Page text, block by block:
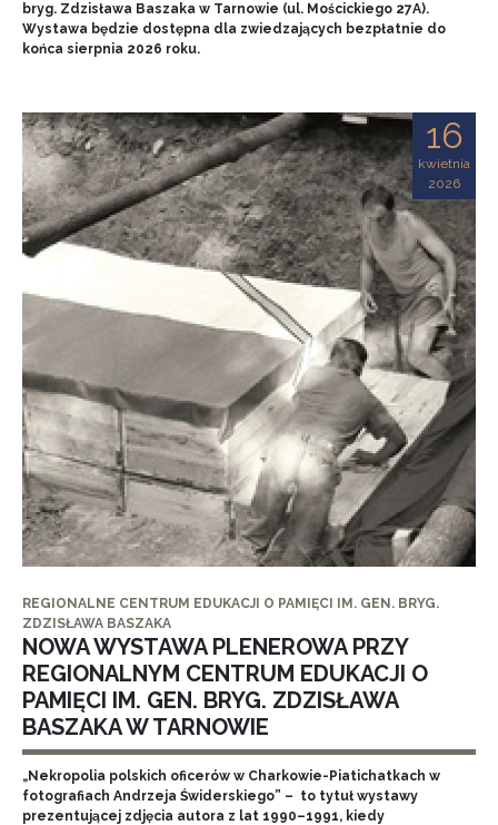
bryg. Zdzisława Baszaka w Tarnowie (ul. Mościckiego 27A).
Wystawa będzie dostępna dla zwiedzających bezpłatnie do
końca sierpnia 2026 roku.
16
kwietnia
2026
REGIONALNE CENTRUM EDUKACJI O PAMIĘCI IM. GEN. BRYG.
ZDZISŁAWA BASZAKA
NOWA WYSTAWA PLENEROWA PRZY
REGIONALNYM CENTRUM EDUKACJI O
PAMIĘCI IM. GEN. BRYG. ZDZISŁAWA
BASZAKA W TARNOWIE
„Nekropolia polskich oficerów w Charkowie-Piatichatkach w
fotografiach Andrzeja Świderskiego” – to tytuł wystawy
prezentującej zdjęcia autora z lat 1990–1991, kiedy